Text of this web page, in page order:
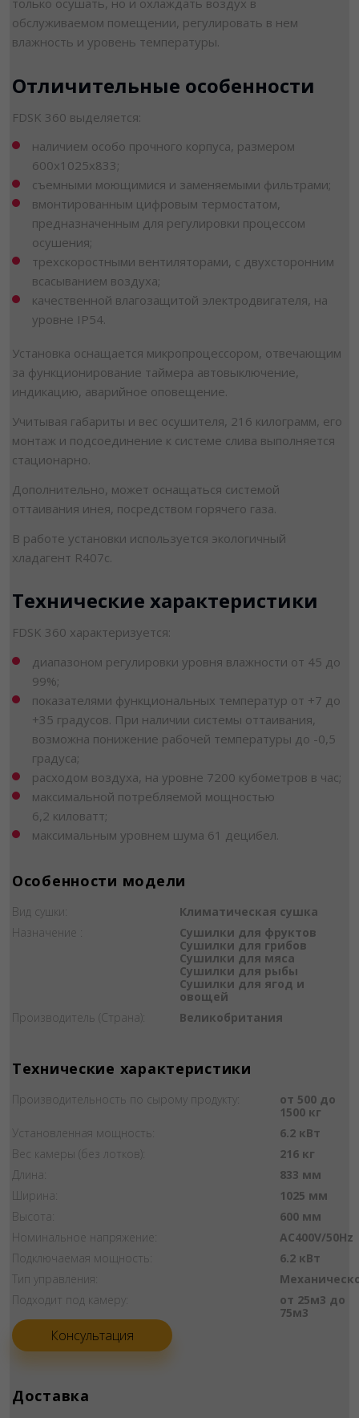
только осушать, но и охлаждать воздух в
обслуживаемом помещении, регулировать в нем
влажность и уровень температуры.
Отличительные особенности
FDSK 360 выделяется:
наличием особо прочного корпуса, размером
600х1025х833;
съемными моющимися и заменяемыми фильтрами;
вмонтированным цифровым термостатом,
предназначенным для регулировки процессом
осушения;
трехскоростными вентиляторами, с двухсторонним
всасыванием воздуха;
качественной влагозащитой электродвигателя, на
уровне IP54.
Установка оснащается микропроцессором, отвечающим
за функционирование таймера автовыключение,
индикацию, аварийное оповещение.
Учитывая габариты и вес осушителя, 216 килограмм, его
монтаж и подсоединение к системе слива выполняется
стационарно.
Дополнительно, может оснащаться системой
оттаивания инея, посредством горячего газа.
В работе установки используется экологичный
хладагент R407с.
Технические характеристики
FDSK 360 характеризуется:
диапазоном регулировки уровня влажности от 45 до
99%;
показателями функциональных температур от +7 до
+35 градусов. При наличии системы оттаивания,
возможна понижение рабочей температуры до -0,5
градуса;
расходом воздуха, на уровне 7200 кубометров в час;
максимальной потребляемой мощностью
6,2 киловатт;
максимальным уровнем шума 61 децибел.
Особенности модели
Вид сушки:
Климатическая сушка
Назначение :
Сушилки для фруктов
Сушилки для грибов
Сушилки для мяса
Сушилки для рыбы
Сушилки для ягод и
овощей
Производитель (Страна):
Великобритания
Технические характеристики
Производительность по сырому продукту:
от 500 до
1500 кг
Установленная мощность:
6.2 кВт
Вес камеры (без лотков):
216 кг
Длина:
833 мм
Ширина:
1025 мм
Высота:
600 мм
Номинальное напряжение:
AC400V/50Hz
Подключаемая мощность:
6.2 кВт
Тип управления:
Подходит под камеру:
от 25м3 до
75м3
Консультация
Доставка